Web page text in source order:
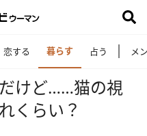
恋する 暮らす 占う メ
けど……猫の視
くらい？